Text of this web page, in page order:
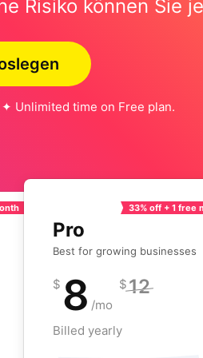
Risiko können Sie
Unlimited time on Free plan.
Pro
Best for growing businesses
33% off + 1 free
$ 8 /mo
$12
Billed yearly